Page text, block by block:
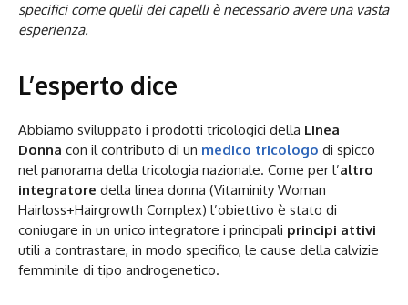
specifici come quelli dei capelli è necessario avere una vasta
esperienza.
L’esperto dice
Abbiamo sviluppato i prodotti tricologici della Linea
Donna con il contributo di un medico tricologo di spicco
nel panorama della tricologia nazionale. Come per l’altro
integratore della linea donna (Vitaminity Woman
Hairloss+Hairgrowth Complex) l’obiettivo è stato di
coniugare in un unico integratore i principali principi attivi
utili a contrastare, in modo specifico, le cause della calvizie
femminile di tipo androgenetico.